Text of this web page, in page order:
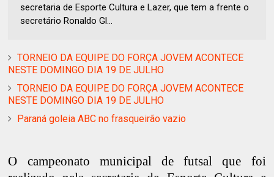
secretaria de Esporte Cultura e Lazer, que tem a frente o
secretário Ronaldo Gl...
TORNEIO DA EQUIPE DO FORÇA JOVEM ACONTECE
NESTE DOMINGO DIA 19 DE JULHO
TORNEIO DA EQUIPE DO FORÇA JOVEM ACONTECE
NESTE DOMINGO DIA 19 DE JULHO
Paraná goleia ABC no frasqueirão vazio
O campeonato municipal de futsal que foi